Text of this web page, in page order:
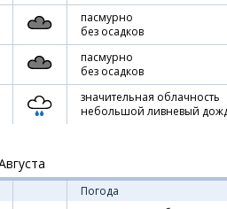
пасмурно
без осадков
пасмурно
без осадков
значительная облачность
небольшой ливневый
Погода